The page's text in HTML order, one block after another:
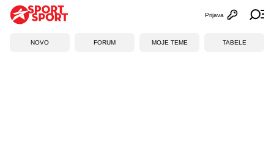
Otvori
Prijava
NOVO FORUM MOJE TEME TABELE